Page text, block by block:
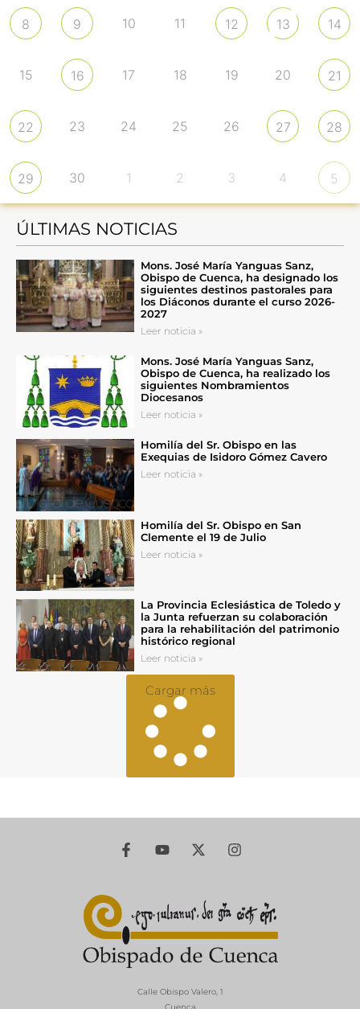
8 9 10 11 12 13 14
15 16 17 18 19 20 21
22 23 24 25 26 27 28
29 30 1 2 3 4 5
ÚLTIMAS NOTICIAS
Mons. José María Yanguas Sanz,
Obispo de Cuenca, ha designado los
siguientes destinos pastorales para
los Diáconos durante el curso 2026-
2027
Leer noticia »
Mons. José María Yanguas Sanz,
Obispo de Cuenca, ha realizado los
siguientes Nombramientos
Diocesanos
Leer noticia »
Homilía del Sr. Obispo en las
Exequias de Isidoro Gómez Cavero
Leer noticia »
Homilía del Sr. Obispo en San
Clemente el 19 de Julio
Leer noticia »
La Provincia Eclesiástica de Toledo y
la Junta refuerzan su colaboración
para la rehabilitación del patrimonio
histórico regional
Leer noticia »
Cargar más
Calle Obispo Valero, 1
Cuenca